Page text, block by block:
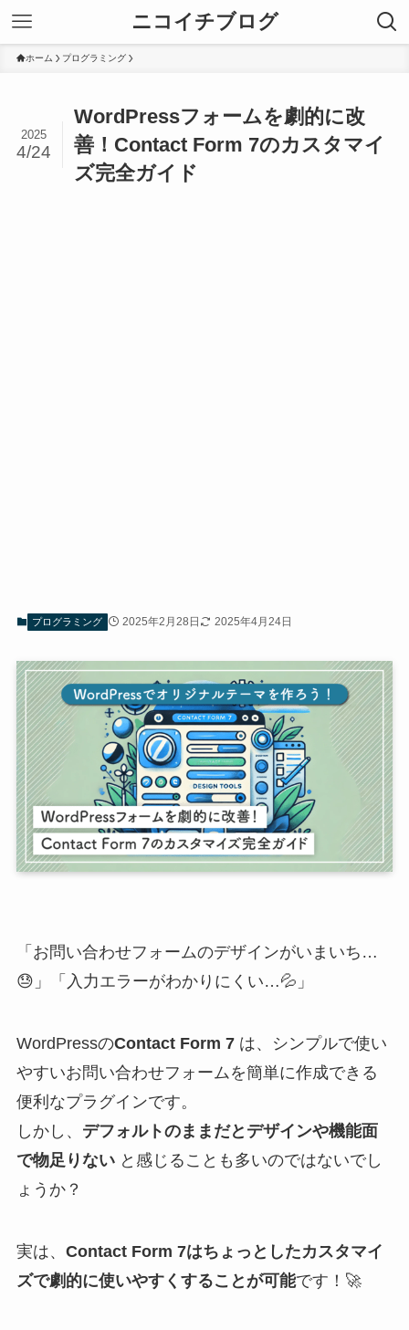
ニコイチブログ
ホーム プログラミング
WordPressフォームを劇的に改
善！Contact Form 7のカスタマイ
ズ完全ガイド
2025
4/24
プログラミング 2025年2月28日 2025年4月24日
「お問い合わせフォームのデザインがいまいち…
😓」「入力エラーがわかりにくい…💦」
WordPressのContact Form 7は、シンプルで使い
やすいお問い合わせフォームを簡単に作成できる
便利なプラグインです。
しかし、 デフォルトのままだとデザインや機能面
で物足りないと感じることも多いのではないでし
ょうか？
実は、 Contact Form 7はちょっとしたカスタマイ
ズで劇的に使いやすくすることが可能です！🚀